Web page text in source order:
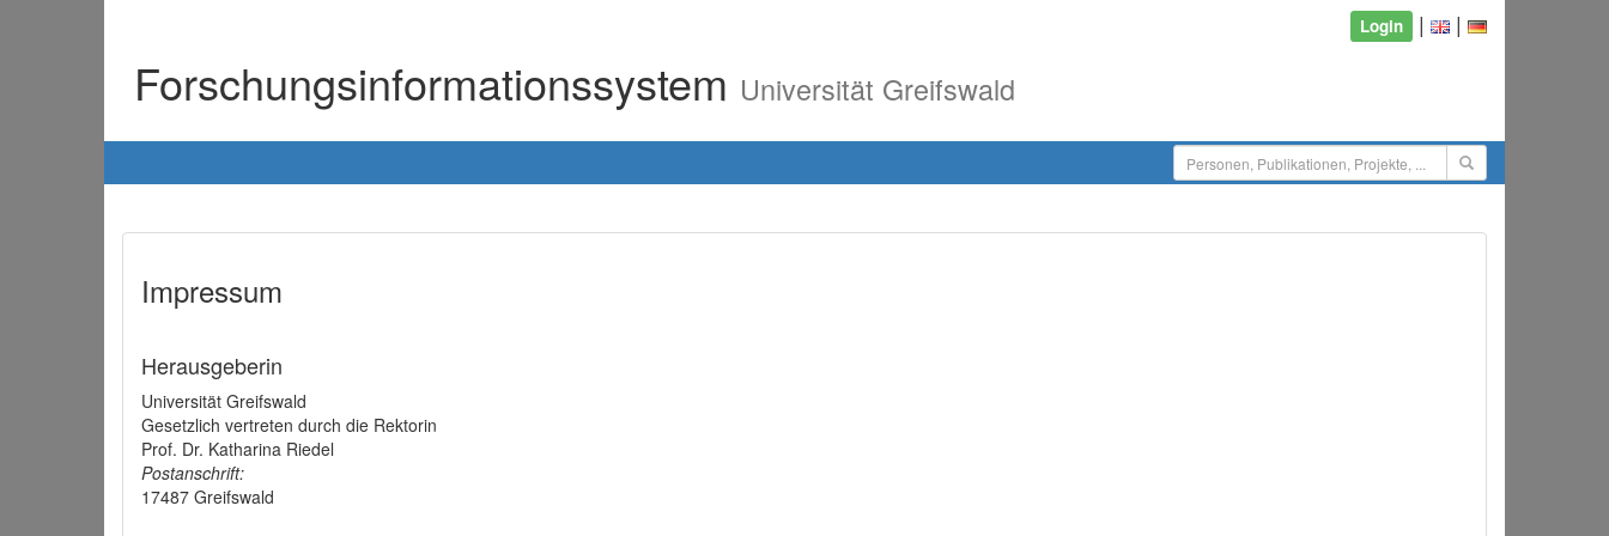
Login | |
Forschungsinformationssystem Universität Greifswald
Impressum
Herausgeberin
Universität Greifswald
Gesetzlich vertreten durch die Rektorin
Prof. Dr. Katharina Riedel
Postanschrift:
17487 Greifswald